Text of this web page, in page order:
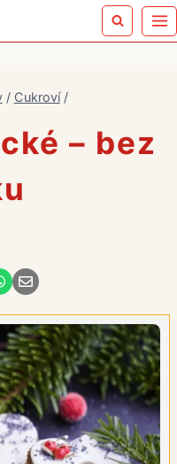
/ Cukroví /
– bez